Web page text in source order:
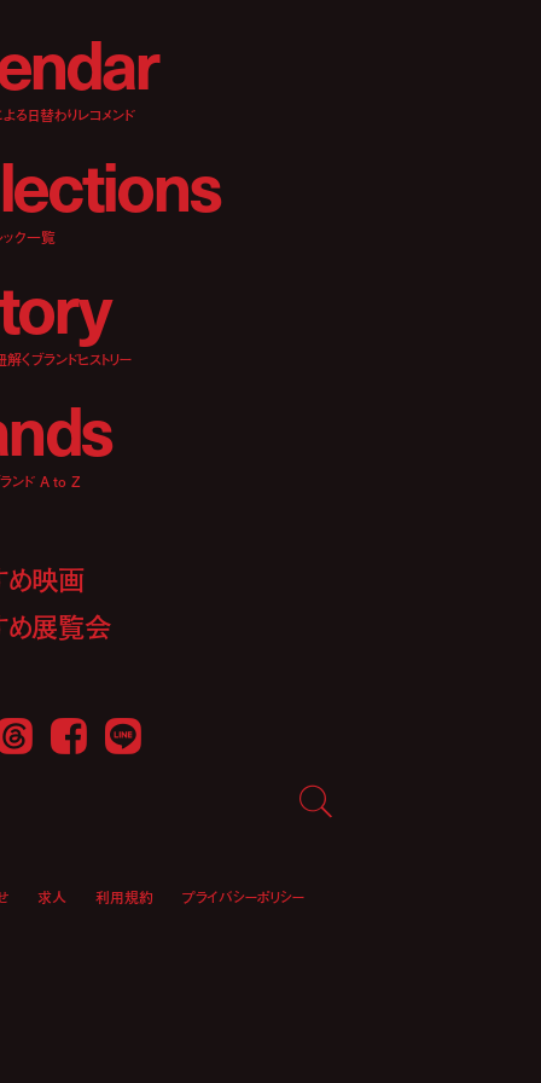
ndar
る日替わりレコメンド
ections
ック一覧
ory
くブランドヒストリー
nds
ランド A to Z
映画
展覧会
Facebook LINE
求人 利用規約 プライバシーポリシー